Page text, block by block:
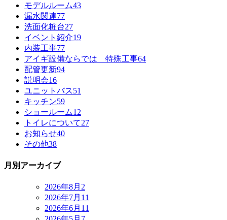
モデルルーム43
漏水関連77
洗面化粧台27
イベント紹介19
内装工事77
アイギ設備ならでは 特殊工事64
配管更新94
説明会16
ユニットバス51
キッチン59
ショールーム12
トイレについて27
お知らせ40
その他38
月別アーカイブ
2026年8月 2
2026年7月 11
2026年6月 11